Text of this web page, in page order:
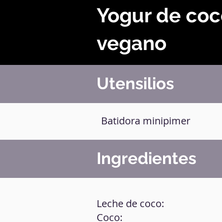
Yogur de
vegano
Utensilios
Batidora minipimer
Ingredientes
Leche de coco:
Coco: